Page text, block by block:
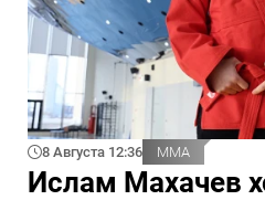
8 Августа 12:36 ММА
Ислам Махачев